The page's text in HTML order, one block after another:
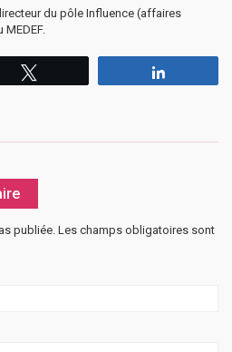
du pôle Influence (affaires
publiée. Les champs obligatoires sont